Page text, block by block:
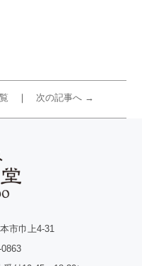
次の記事へ →
市巾上4-31